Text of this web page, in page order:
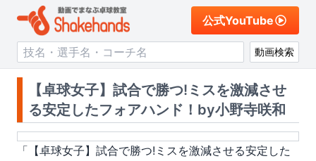
公式YouTube
動画検索
【卓球女子】試合で勝つ!ミスを激減させ
る安定したフォアハンド！by小野寺咲和
「 【卓球女子】試合で勝つ!ミスを激減させる安定した